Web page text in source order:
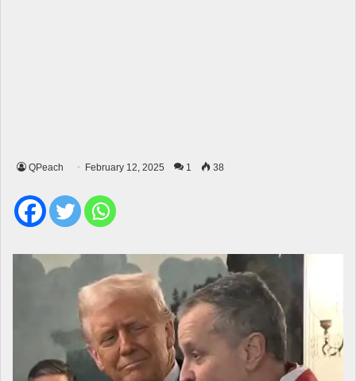
QPeach February 12, 2025 1 38